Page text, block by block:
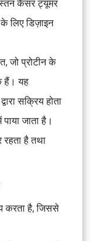
कैंसर ट्यूमर
लिए डिज़ाइन
जो प्रोटीन के
हैं। यह
सक्रिय होता
जाता है।
है तथा
करता है, जिससे